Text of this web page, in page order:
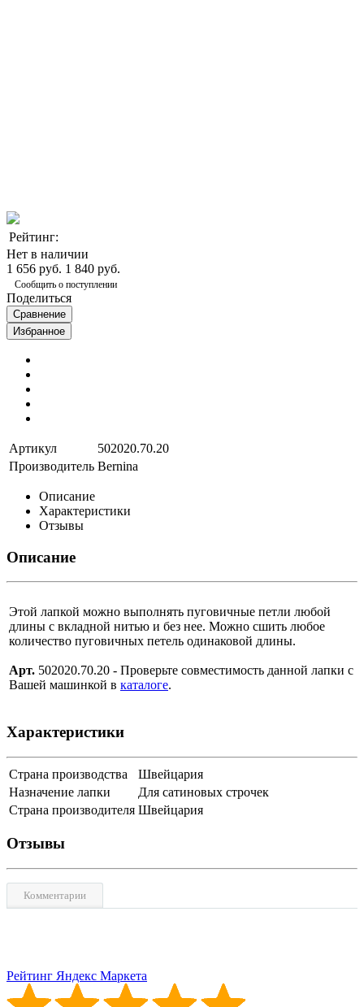
Рейтинг:
Нет в наличии
1 656 руб. 1 840 руб.
Сообщить о поступлении
Поделиться
Сравнение
Избранное
Артикул
502020.70.20
Производитель Bernina
Описание
Характеристики
Отзывы
Описание
Этой лапкой можно выполнять пуговичные петли любой
длины с вкладной нитью и без нее. Можно сшить любое
количество пуговичных петель одинаковой длины.
Арт. 502020.70.20 - Проверьте совместимость данной лапки с
Вашей машинкой в каталоге.
Характеристики
Страна производства
Швейцария
Назначение лапки
Для сатиновых строчек
Страна производителя Швейцария
Отзывы
Комментарии
Рейтинг Яндекс Маркета